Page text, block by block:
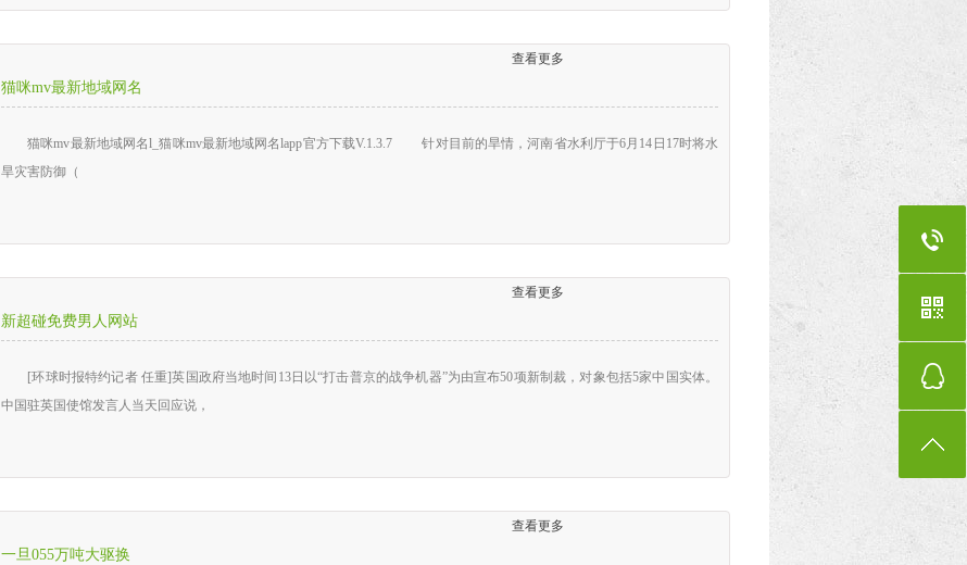
猫咪mv最新地域网名
查看更多
猫咪mv最新地域网名l_猫咪mv最新地域网名lapp官方下载V.1.3.7 针对目前的旱情，河南省水利厅于6月14日17时将水
旱灾害防御（
新超碰免费男人网站
查看更多
[环球时报特约记者 任重]英国政府当地时间13日以“打击普京的战争机器”为由宣布50项新制裁，对象包括5家中国实体。
中国驻英国使馆发言人当天回应说，
一旦055万吨大驱换
查看更多